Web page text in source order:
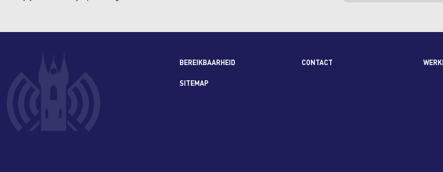
BEREIKBAARHEID CONTACT
SITEMAP